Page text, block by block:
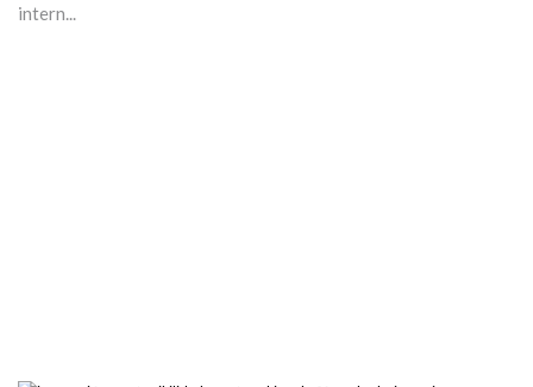
intern...